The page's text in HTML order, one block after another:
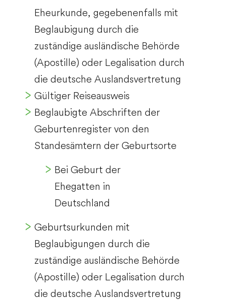
Eheurkunde, gegebenenfalls mit
Beglaubigung durch die
zuständige ausländische Behörde
(Apostille) oder Legalisation durch
die deutsche Auslandsvertretung
Gültiger Reiseausweis
Beglaubigte Abschriften der
Geburtenregister von den
Standesämtern der Geburtsorte
Bei Geburt der
Ehegatten in
Deutschland
Geburtsurkunden mit
Beglaubigungen durch die
zuständige ausländische Behörde
(Apostille) oder Legalisation durch
die deutsche Auslandsvertretung